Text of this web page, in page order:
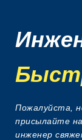
Пожалуйста,
присылайте
инженер